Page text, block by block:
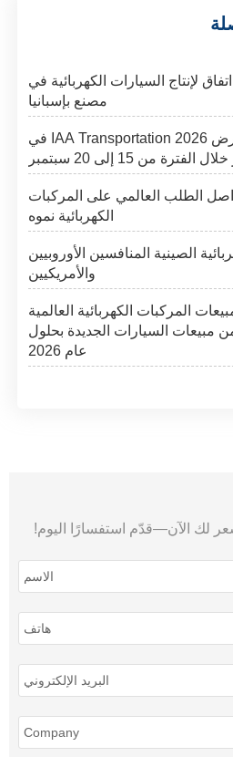
لإنتاج السيارات الكهربائية في
مصنع بإسبانيا
انضم إلى Teison في معرض IAA Transportation 2026 في
الفترة من 15 إلى 20 سبتمبر
الطلب العالمي على المركبات
الكهربائية نموه
الصينية المنافسين الأوروبيين
والأمريكيين
المركبات الكهربائية العالمية
يقرب من 30% من مبيعات السيارات الجديدة بحلول
عام 2026
الآن—قدّم استفسارًا اليوم!